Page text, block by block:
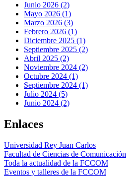
Junio 2026 (2)
Mayo 2026 (1)
Marzo 2026 (3)
Febrero 2026 (1)
Diciembre 2025 (1)
Septiembre 2025 (2)
Abril 2025 (2)
Noviembre 2024 (2)
Octubre 2024 (1)
Septiembre 2024 (1)
Julio 2024 (5)
Junio 2024 (2)
Enlaces
Universidad Rey Juan Carlos
Facultad de Ciencias de Comunicación
Toda la actualidad de la FCCOM
Eventos y talleres de la FCCOM